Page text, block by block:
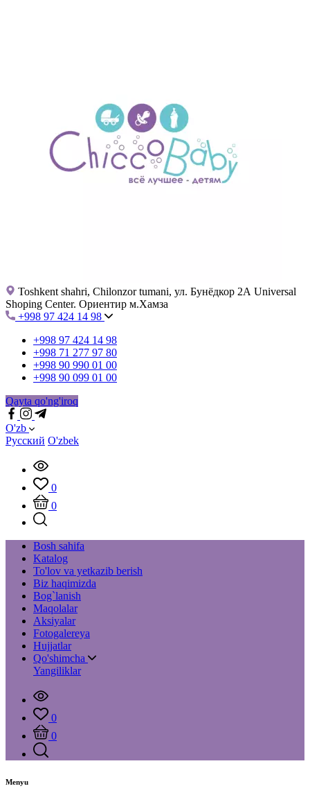
Toshkent shahri, Chilonzor tumani, ул. Бунёдкор 2А Universal
Shoping Center. Ориентир м.Хамза
+998 97 424 14 98
+998 97 424 14 98
+998 71 277 97 80
+998 90 990 01 00
+998 90 099 01 00
Qayta qo'ng'iroq
O'zb
Русский O'zbek
0
0
Bosh sahifa
Katalog
To'lov va yetkazib berish
Biz haqimizda
Bog`lanish
Maqolalar
Aksiyalar
Fotogalereya
Hujjatlar
Qo'shimcha
Yangiliklar
0
0
Menyu